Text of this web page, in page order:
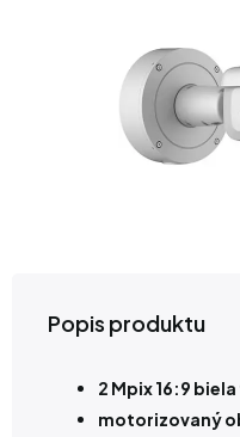
Popis produktu
2 Mpix 16:9
motorizovaný